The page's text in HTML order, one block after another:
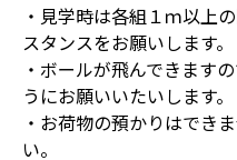
・見学時は各組１ｍ以上
スタンスをお願いします。
・ボールが飛んできます
うにお願いいたいします。
・お荷物の預かりはでき
い。